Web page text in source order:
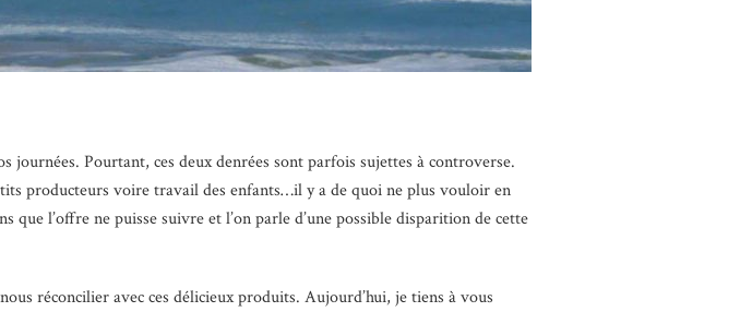
journées. Pourtant, ces deux denrées sont parfois sujettes à controverse.
producteurs voire travail des enfants…il y a de quoi ne plus vouloir en
l’offre ne puisse suivre et l’on parle d’une possible disparition de cette
réconcilier avec ces délicieux produits. Aujourd’hui, je tiens à vous